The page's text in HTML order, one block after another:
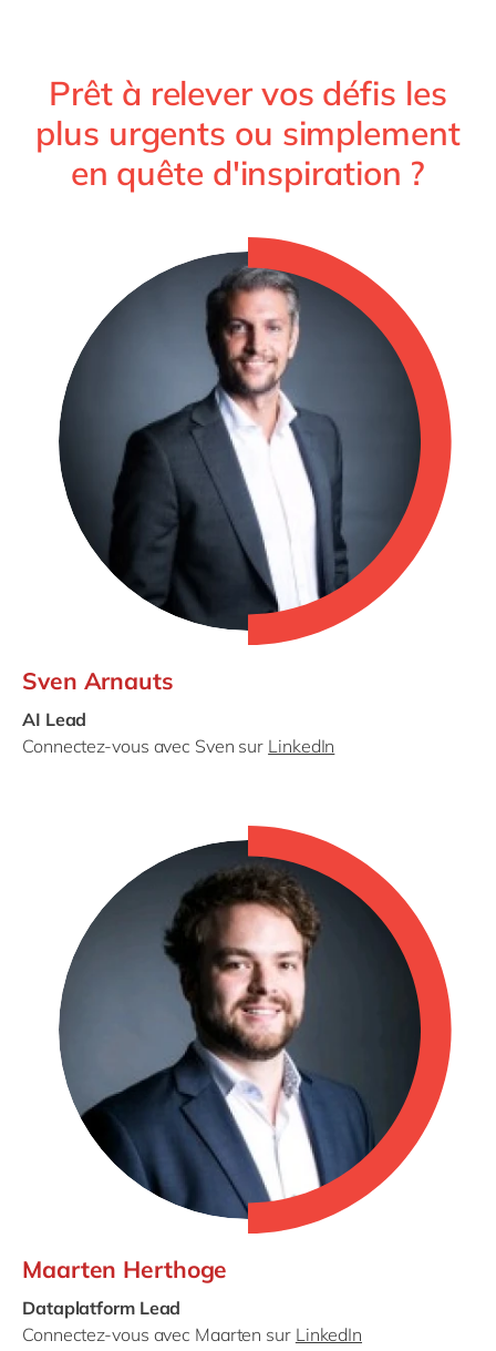
Prêt à relever vos défis les
plus urgents ou simplement
en quête d'inspiration ?
Sven Arnauts
AI Lead
Connectez-vous avec Sven sur LinkedIn
Maarten Herthoge
Dataplatform Lead
Connectez-vous avec Maarten sur LinkedIn